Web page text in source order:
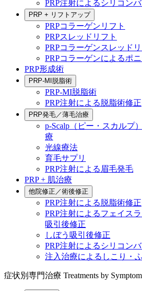
PRP注射によるシリコン
PRP + リフトアップ
PRPコラーゲンリフト
PRPスレッドリフト
PRPコラーゲンスレッドリ
PRPコラーゲンによるポ
PRP形成術
PRP-MI脱脂術
PRP-MI脱脂術
PRP注射による脱脂術修正
PRP発毛／薄毛治療
p-Scalp（ピー・スカルプ
療
光線療法
育毛サプリ
PRP注射による眉毛発毛
PRP + 肌治療
他院修正／術後修正
PRP注射による脱脂術修正
PRP注射によるフェイス
吸引後修正
しぼう吸引後修正
PRP注射によるシリコン
注入治療によるしこり・
症状別専門治療 Treatments by Symptom